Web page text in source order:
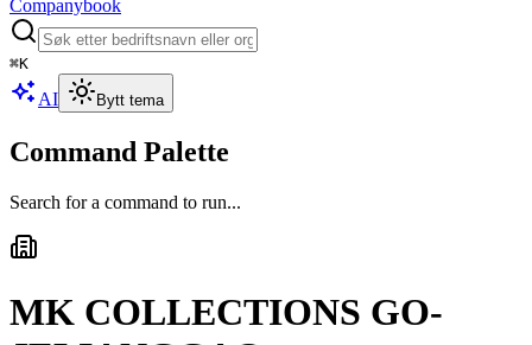
Companybook
⌘K
AI Bytt tema
Command Palette
Search for a command to run...
MK COLLECTIONS GO-